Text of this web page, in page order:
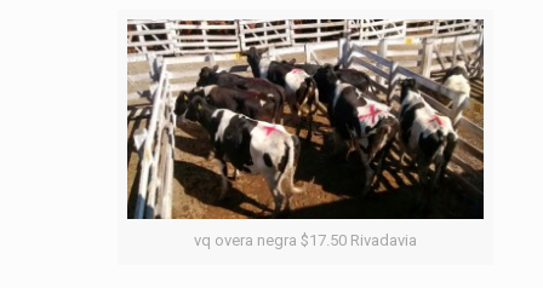
vq overa negra $17.50 Rivadavia